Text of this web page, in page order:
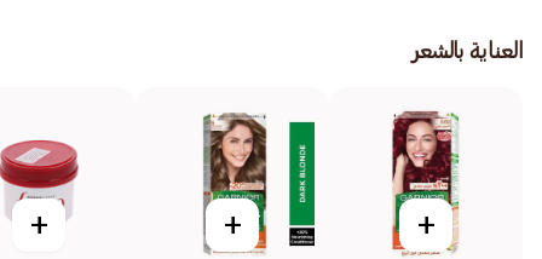
العناية بالشعر
+
+
+